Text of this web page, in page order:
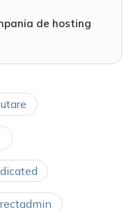
de hosting